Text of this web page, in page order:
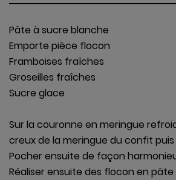
Pâte à sucre blanche
Emporte pièce flocon
Framboises fraîches
Groseilles fraîches
Sucre glace
Sur la couronne en meringue
creux de la meringue du confit
Pocher ensuite de façon
Réaliser ensuite des flocon en